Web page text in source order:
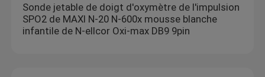
Sonde jetable de doigt d'oxymètre de l'impulsion
SPO2 de MAXI N-20 N-600x mousse blanche
infantile de N-ellcor Oxi-max DB9 9pin